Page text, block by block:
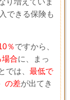
できる保険も
％ですから、
合に、まっ
では、 最低で
の差が出てき